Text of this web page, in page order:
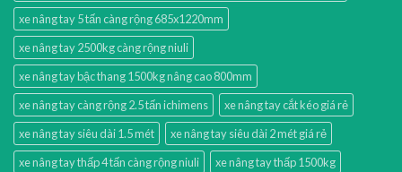
xe nâng tay 5 tấn càng rộng 685x1220mm
xe nâng tay 2500kg càng rộng niuli
xe nâng tay bậc thang 1500kg nâng cao 800mm
xe nâng tay càng rộng 2.5 tấn ichimens
xe nâng tay cắt kéo giá rẻ
xe nâng tay siêu dài 1.5 mét
xe nâng tay siêu dài 2 mét giá rẻ
xe nâng tay thấp 4 tấn càng rộng niuli
xe nâng tay thấp 1500kg